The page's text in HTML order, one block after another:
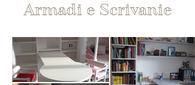
Armadi e Scrivanie